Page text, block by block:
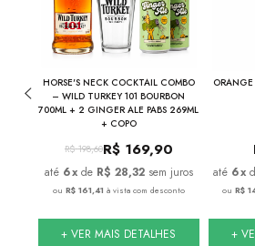
HORSE'S NECK COCKTAIL COMBO
– WILD TURKEY 101 BOURBON
700ML + 2 GINGER ALE PABS 269ML
+ COPO
R$ 198,60R$ 169,90
6x de R$ 28,32 sem juros
ou R$ 161,41 à vista com desconto
+ VER MAIS DETALHES
6x
ou R$
+